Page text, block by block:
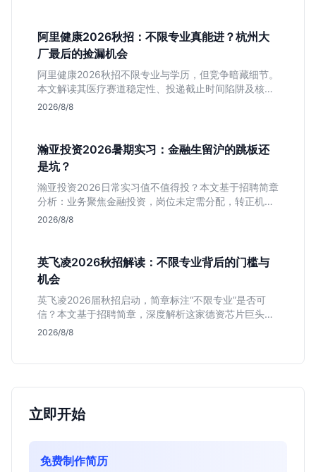
阿里健康2026秋招：不限专业真能进？杭州大
厂最后的捡漏机会
阿里健康2026秋招不限专业与学历，但竞争暗藏细节。
本文解读其医疗赛道稳定性、投递截止时间陷阱及核心
岗位面试节奏，帮应届生判断是否值得投入。
2026/8/8
瀚亚投资2026暑期实习：金融生留沪的跳板还
是坑？
瀚亚投资2026日常实习值不值得投？本文基于招聘简章
分析：业务聚焦金融投资，岗位未定需分配，转正机会
不明确。适合急需上海高含金量实习证明、想接触真实
2026/8/8
英飞凌2026秋招解读：不限专业背后的门槛与
机会
英飞凌2026届秋招启动，简章标注“不限专业”是否可
信？本文基于招聘简章，深度解析这家德资芯片巨头的
行业地位、校招真实门槛及投递策略，助你判断是否值
2026/8/8
立即开始
免费制作简历